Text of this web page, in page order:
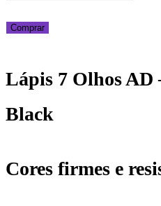
7
AD
Olhos
Comprar
Lápis 7 Olhos AD
Black
Cores firmes e